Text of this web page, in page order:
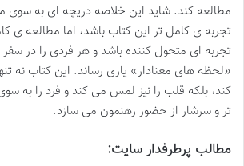
مطالعه کند. شاید این خلاصه دریچه ای به سوی
تجربه ی کامل تر این کتاب باشد، اما مطالعه ی
تجربه ای متحول کننده باشد و هر فردی را در
«لحظه های معنادار» یاری رساند. این کتاب نه
کند، بلکه قلب را نیز لمس می کند و فرد را به
تر و سرشار از حضور رهنمون می سازد.
مطالب پرطرفدار سایت: